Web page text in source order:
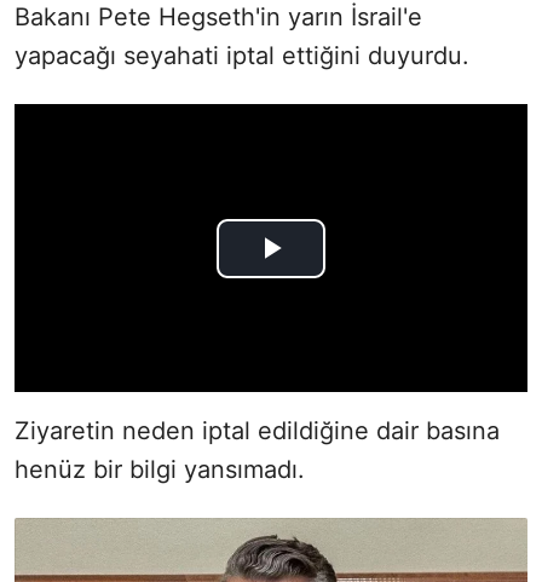
Bakanı Pete Hegseth'in yarın İsrail'e
yapacağı seyahati iptal ettiğini duyurdu.
Ziyaretin neden iptal edildiğine dair basına
henüz bir bilgi yansımadı.